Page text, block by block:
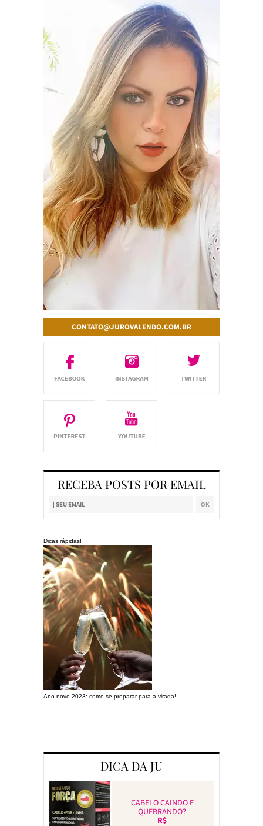
CONTATO@JUROVALENDO.COM.BR
RECEBA POSTS POR EMAIL
Dicas rápidas!
Ano novo 2023: como se preparar para a virada!
DICA DA JU
CABELO CAINDO E
QUEBRANDO?
R$